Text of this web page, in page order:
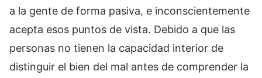
a la gente de forma pasiva, e inconscientemente
acepta esos puntos de vista. Debido a que las
personas no tienen la capacidad interior de
distinguir el bien del mal antes de comprender la